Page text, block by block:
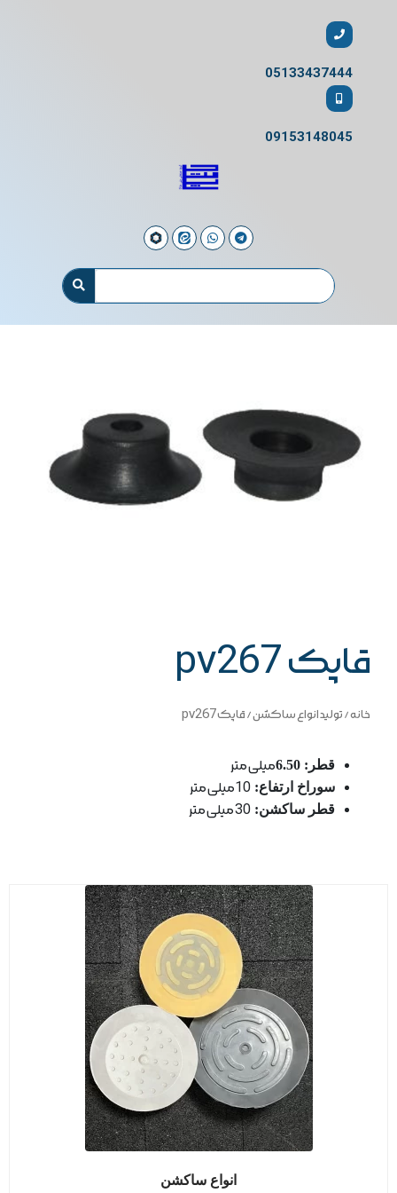
05133437444
09153148045
قاپک pv267
خانه/تولید انواع ساکشن/ قاپک pv267
قطر: 6.50 میلی متر
سوراخ ارتفاع: 10میلی متر
قطر ساكشن: 30 میلی متر
انواع ساکشن